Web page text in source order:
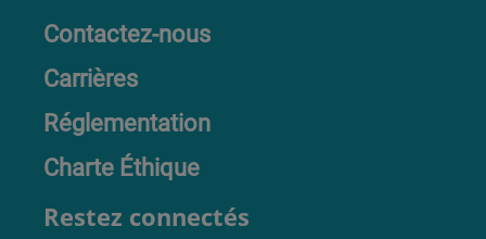
Contactez-nous
Carrières
Réglementation
Charte Éthique
Restez connectés